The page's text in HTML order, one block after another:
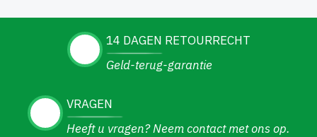
14 DAGEN RETOURRECHT
Geld-terug-garantie
VRAGEN
Heeft u vragen? Neem contact met ons op.